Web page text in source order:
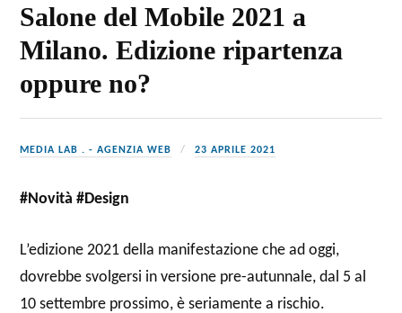
Salone del Mobile 2021 a
Milano. Edizione ripartenza
oppure no?
MEDIA LAB . - AGENZIA WEB 23 APRILE 2021
#Novità #Design
L’edizione 2021 della manifestazione che ad oggi,
dovrebbe svolgersi in versione pre-autunnale, dal 5 al
10 settembre prossimo, è seriamente a rischio.